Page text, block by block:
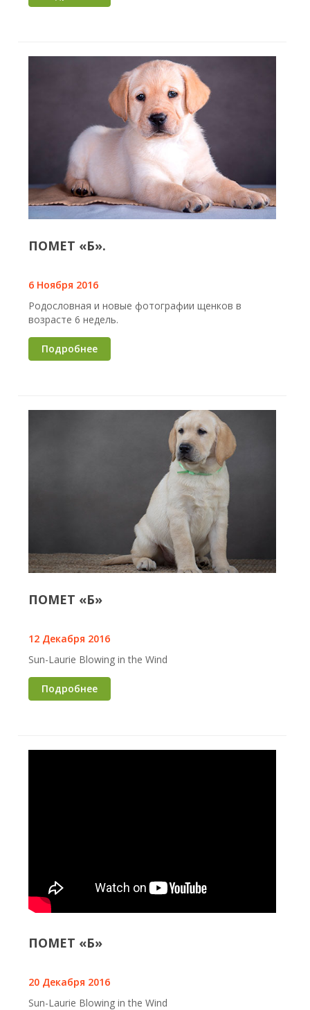
ПОМЕТ «Б».
6 Ноября 2016
Родословная и новые фотографии щенков в
возрасте 6 недель.
Подробнее
ПОМЕТ «Б»
12 Декабря 2016
Sun-Laurie Blowing in the Wind
Подробнее
ПОМЕТ «Б»
20 Декабря 2016
Sun-Laurie Blowing in the Wind